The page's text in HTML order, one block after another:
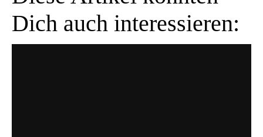
Dich auch interessieren: